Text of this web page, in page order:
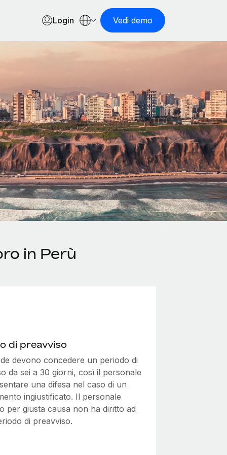
Login Vedi demo
in Perù
di preavviso
devono concedere un periodo di
da sei a 30 giorni, così il personale
una difesa nel caso di un
ingiustificato. Il personale
per giusta causa non ha diritto ad
di preavviso.